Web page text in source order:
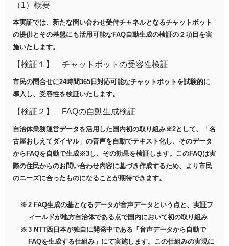
（1）概要
本実証では、新たな問い合わせ受付チャネルとなるチャットボット
の提供とその基盤にも活用可能なFAQ自動生成の検証の２項目を実
施いたします。
【検証１】 チャットボットの受容性検証
市民の問合せに24時間365日対応可能なチャットボットを試験的に
導入し、受容性を検証いたします。
【検証２】 FAQの自動生成検証
自治体業務運営データを活用した国内初の取り組み※2として、「名
古屋おしえてダイヤル」の音声を自動でテキスト化し、そのデータ
からFAQを自動で生成※3し、その効果を検証します。このFAQは実
際の住民からのお問い合わせ内容に基づき作成するため、より市民
のニーズに合ったものになることが期待できます。
2 FAQ生成の基となるデータが音声データという点と、実証フ
ィールドが地方自治体である点で国内において初の取り組み
3 NTT西日本が独自に開発中である「音声データから自動で
FAQを生成する仕組み」にて実施します。この仕組みの実現に